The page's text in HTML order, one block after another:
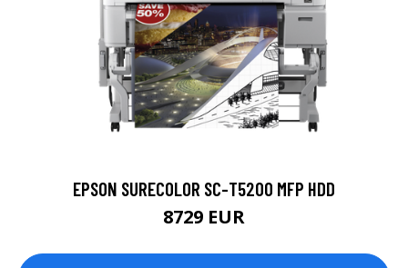
EPSON SURECOLOR SC-T5200 MFP HDD
8729 EUR